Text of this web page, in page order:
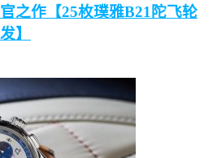
之作【25枚璞雅B21陀飞轮
】